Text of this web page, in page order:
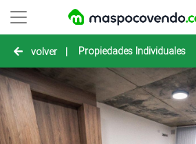
volver | Propiedades Individuales